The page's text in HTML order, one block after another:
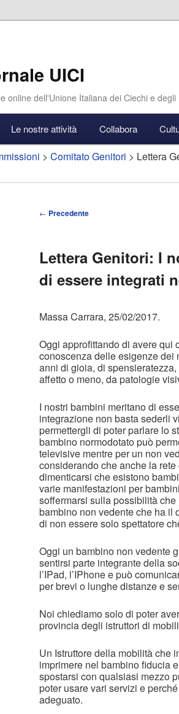
UICI
online dell'Unione Italiana dei Ciechi e
Le nostre attività Collabora
> Comitato Genitori > Lettera
Navigazione
← Precedente
Lettera Genitori: I
di essere integrati
Massa Carrara, 25/02/2017.
Oggi approfittando di avere qui
conoscenza delle esigenze dei
anni di gioia, di
affetto o meno, da patologie
I nostri bambini meritano di
integrazione non basta sederli
permettergli di poter parlare lo
bambino normodotato può
televisive mentre per un non
considerando che anche la
dimenticarsi che esistono
varie manifestazioni per
soffermarsi sulla possibilità
bambino non vedente che ha il
di non essere solo spettatore
Oggi un bambino non vedente
sentirsi parte integrante della
l’IPad, l’IPhone e può
per brevi o lunghe distanze e
Noi chiediamo solo di poter
provincia degli istruttori di
Un Istruttore della mobilità che
imprimere nel bambino fiducia
spostarsi con qualsiasi mezzo
poter usare vari servizi e
adeguato.